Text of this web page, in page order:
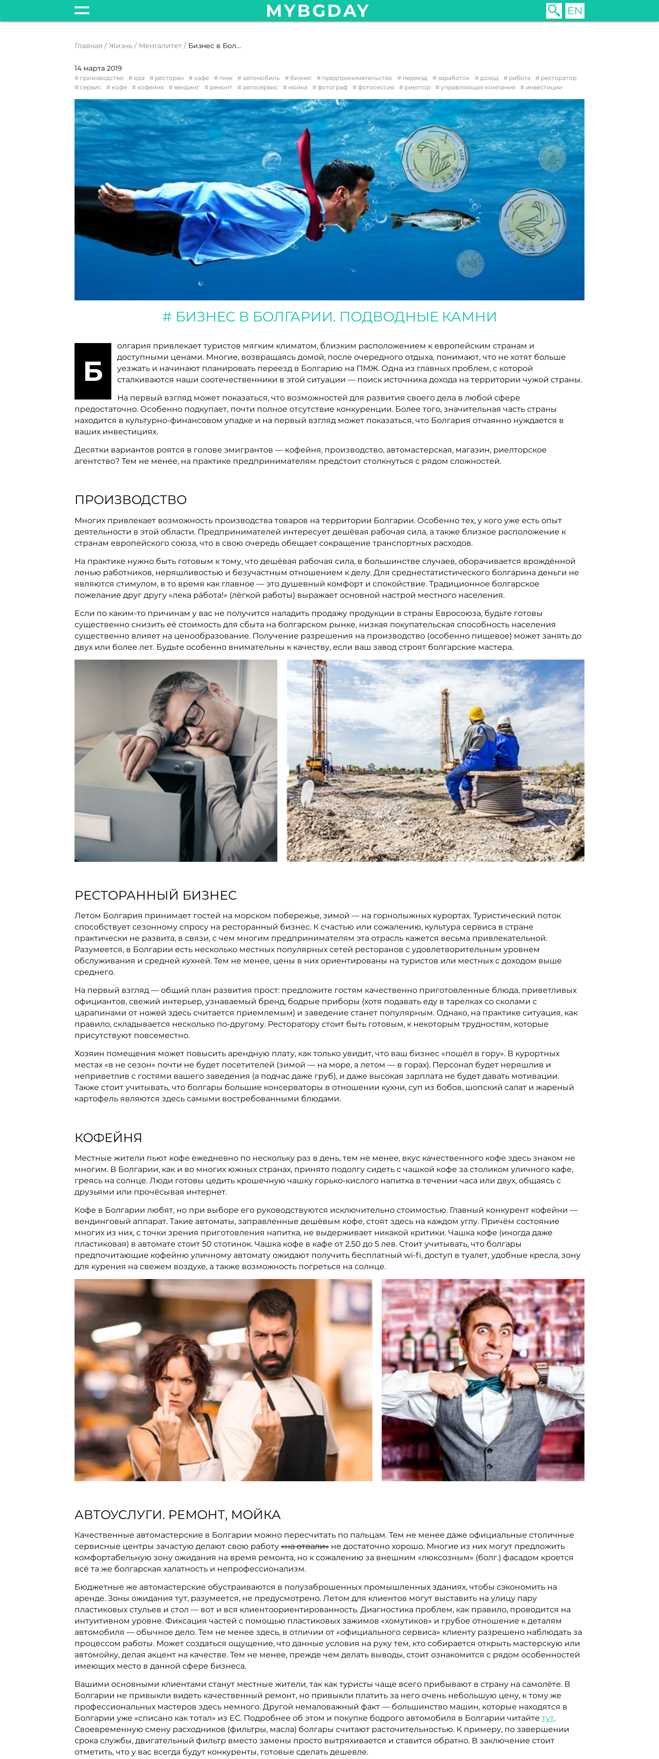
MYBGDAY EN
Главная Жизнь Менталитет Бизнес в Болгарии. Подводные камни
14 марта 2019
производство еда ресторан кафе пмж автомобиль бизнес предпринимательство переезд заработок доход работа
ресторатор
сервис
кофе кофейня вендинг ремонт автосервис мойка фотограф фотосессия риелтор управляющая компания инвестиции
БИЗНЕС В БОЛГАРИИ. ПОДВОДНЫЕ КАМНИ
Б
олгария привлекает туристов мягким климатом, близким расположением к европейским странам и
доступными ценами. Многие, возвращаясь домой, после очередного отдыха, понимают, что не хотят больше
уезжать и начинают планировать переезд в Болгарию на ПМЖ. Одна из главных проблем, с которой
сталкиваются наши соотечественники в этой ситуации — поиск источника дохода на территории чужой страны.
На первый взгляд может показаться, что возможностей для развития своего дела в любой сфере
предостаточно. Особенно подкупает, почти полное отсутствие конкуренции. Более того, значительная часть страны
находится в культурно-финансовом упадке и на первый взгляд может показаться, что Болгария отчаянно нуждается в
ваших инвестициях.
Десятки вариантов роятся в голове эмигрантов — кофейня, производство, автомастерская, магазин, риелторское
агентство? Тем не менее, на практике предпринимателям предстоит столкнуться с рядом сложностей.
ПРОИЗВОДСТВО
Многих привлекает возможность производства товаров на территории Болгарии. Особенно тех, у кого уже есть опыт
деятельности в этой области. Предпринимателей интересует дешёвая рабочая сила, а также близкое расположение к
странам европейского союза, что в свою очередь обещает сокращение транспортных расходов.
На практике нужно быть готовым к тому, что дешёвая рабочая сила, в большинстве случаев, оборачивается врождённой
ленью работников, неряшливостью и безучастным отношением к делу. Для среднестатистического болгарина деньги не
являются стимулом, в то время как главное — это душевный комфорт и спокойствие. Традиционное болгарское
пожелание друг другу «лека рáбота!» (лёгкой работы) выражает основной настрой местного населения.
Если по каким-то причинам у вас не получится наладить продажу продукции в страны Евросоюза, будьте готовы
существенно снизить её стоимость для сбыта на болгарском рынке, низкая покупательская способность населения
существенно влияет на ценообразование. Получение разрешения на производство (особенно пищевое) может занять до
двух или более лет. Будьте особенно внимательны к качеству, если ваш завод строят болгарские мастера.
РЕСТОРАННЫЙ БИЗНЕС
Летом Болгария принимает гостей на морском побережье, зимой — на горнолыжных курортах. Туристический поток
способствует сезонному спросу на ресторанный бизнес. К счастью или сожалению, культура сервиса в стране
практически не развита, в связи, с чем многим предпринимателям эта отрасль кажется весьма привлекательной.
Разумеется, в Болгарии есть несколько местных популярных сетей ресторанов с удовлетворительным уровнем
обслуживания и средней кухней. Тем не менее, цены в них ориентированы на туристов или местных с доходом выше
среднего.
На первый взгляд — общий план развития прост: предложите гостям качественно приготовленные блюда, приветливых
официантов, свежий интерьер, узнаваемый бренд, бодрые приборы (хотя подавать еду в тарелках со сколами с
царапинами от ножей здесь считается приемлемым) и заведение станет популярным. Однако, на практике ситуация, как
правило, складывается несколько по-другому. Ресторатору стоит быть готовым, к некоторым трудностям, которые
присутствуют повсеместно.
Хозяин помещения может повысить арендную плату, как только увидит, что ваш бизнес «пошёл в гору». В курортных
местах «в не сезон» почти не будет посетителей (зимой — на море, а летом — в горах). Персонал будет неряшлив и
неприветлив с гостями вашего заведения (а подчас даже груб), и даже высокая зарплата не будет давать мотивации.
Также стоит учитывать, что болгары большие консерваторы в отношении кухни, суп из бобов, шопский салат и жареный
картофель являются здесь самыми востребованными блюдами.
КОФЕЙНЯ
Местные жители пьют кофе ежедневно по нескольку раз в день, тем не менее, вкус качественного кофе здесь знаком не
многим. В Болгарии, как и во многих южных странах, принято подолгу сидеть с чашкой кофе за столиком уличного кафе,
греясь на солнце. Люди готовы цедить крошечную чашку горько-кислого напитка в течении часа или двух, общаясь с
друзьями или прочёсывая интернет.
Кофе в Болгарии любят, но при выборе его руководствуются исключительно стоимостью. Главный конкурент кофейни —
вендинговый аппарат. Такие автоматы, заправленные дешёвым кофе, стоят здесь на каждом углу. Причём состояние
многих из них, с точки зрения приготовления напитка, не выдерживает никакой критики. Чашка кофе (иногда даже
пластиковая) в автомате стоит 50 стотинок. Чашка кофе в кафе от 2.50 до 5 лев. Стоит учитывать, что болгары
предпочитающие кофейню уличному автомату ожидают получить бесплатный wi-fi, доступ в туалет, удобные кресла, зону
для курения на свежем воздухе, а также возможность погреться на солнце.
АВТОУСЛУГИ. РЕМОНТ, МОЙКА
Качественные автомастерские в Болгарии можно пересчитать по пальцам. Тем не менее даже официальные столичные
сервисные центры зачастую делают свою работу «на отвали» не достаточно хорошо. Многие из них могут предложить
комфортабельную зону ожидания на время ремонта, но к сожалению за внешним «люксозным» (болг.) фасадом кроется
всё та же болгарская халатность и непрофессионализм.
Бюджетные же автомастерские обустраиваются в полузаброшенных промышленных зданиях, чтобы сэкономить на
аренде. Зоны ожидания тут, разумеется, не предусмотрено. Летом для клиентов могут выставить на улицу пару
пластиковых стульев и стол — вот и вся клиентоориентированность. Диагностика проблем, как правило, проводится на
интуитивном уровне. Фиксация частей с помощью пластиковых зажимов «хомутиков» и грубое отношение к деталям
автомобиля — обычное дело. Тем не менее здесь, в отличии от «официального сервиса» клиенту разрешено наблюдать за
процессом работы. Может создаться ощущение, что данные условия на руку тем, кто собирается открыть мастерскую или
автомойку, делая акцент на качестве. Тем не менее, прежде чем делать выводы, стоит ознакомится с рядом особенностей
имеющих место в данной сфере бизнеса.
Вашими основными клиентами станут местные жители, так как туристы чаще всего прибывают в страну на самолёте. В
Болгарии не привыкли видеть качественный ремонт, но привыкли платить за него очень небольшую цену, к тому же
профессиональных мастеров здесь немного. Другой немаловажный факт — большинство машин, которые находятся в
Болгарии уже «списано как тотал» из ЕС. Подробнее об этом и покупке бодрого автомобиля в Болгарии читайте тут.
Своевременную смену расходников (фильтры, масла) болгары считают расточительностью. К примеру, по завершении
срока службы, двигательный фильтр вместо замены просто вытряхивается и ставится обратно. В заключение стоит
отметить, что у вас всегда будут конкуренты, готовые сделать дешевле.